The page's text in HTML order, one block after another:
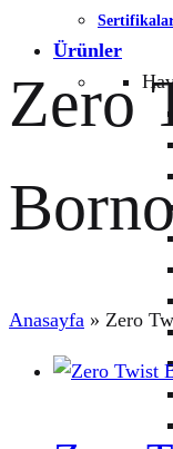
Ürünler
Zero
Anasayfa » Zero